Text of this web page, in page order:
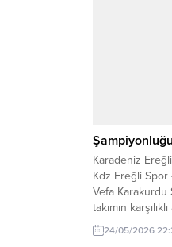
Karadeniz
Kdz Ereğli Spor
Vefa Karakurdu
takımın
üstünlüğünü
dakikada
24/05/2026